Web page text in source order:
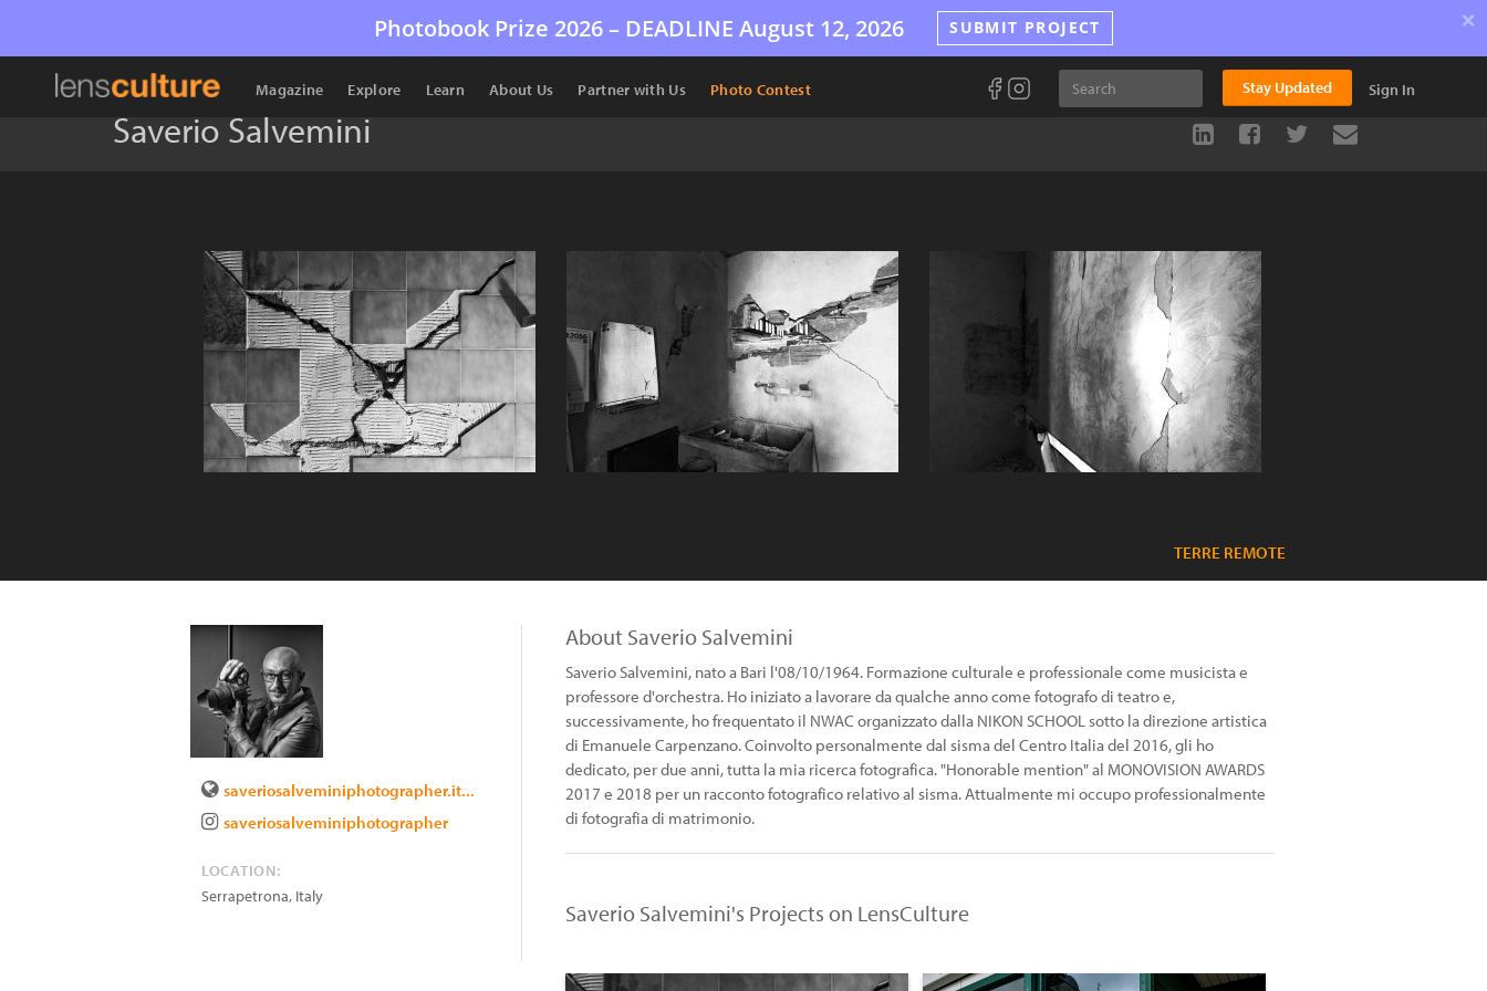
Photobook Prize 2026 – DEADLINE August 12, 2026 SUBMIT PROJECT ×
Magazine Explore Learn About Us Partner with Us Photo Contest Stay Updated Sign In
Saverio Salvemini
TERRE REMOTE
saveriosalveminiphotographer.it...
saveriosalveminiphotographer
LOCATION:
Serrapetrona, Italy
About Saverio Salvemini
Saverio Salvemini, nato a Bari l'08/10/1964. Formazione culturale e professionale come musicista e
professore d'orchestra. Ho iniziato a lavorare da qualche anno come fotografo di teatro e,
successivamente, ho frequentato il NWAC organizzato dalla NIKON SCHOOL sotto la direzione artistica
di Emanuele Carpenzano. Coinvolto personalmente dal sisma del Centro Italia del 2016, gli ho
dedicato, per due anni, tutta la mia ricerca fotografica. "Honorable mention" al MONOVISION AWARDS
2017 e 2018 per un racconto fotografico relativo al sisma. Attualmente mi occupo professionalmente
di fotografia di matrimonio.
Saverio Salvemini's Projects on LensCulture